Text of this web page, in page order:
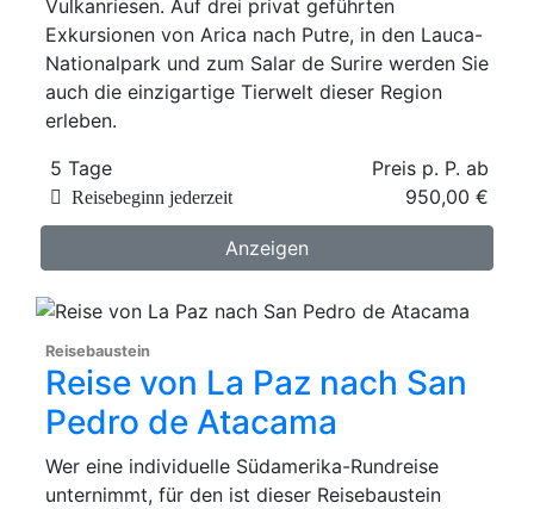
Vulkanriesen. Auf drei privat geführten
Exkursionen von Arica nach Putre, in den Lauca-
Nationalpark und zum Salar de Surire werden Sie
auch die einzigartige Tierwelt dieser Region
erleben.
5 Tage
Preis p. P. ab
950,00 €
Reisebeginn jederzeit
Anzeigen
Reisebaustein
Reise von La Paz nach San
Pedro de Atacama
Wer eine individuelle Südamerika-Rundreise
unternimmt, für den ist dieser Reisebaustein